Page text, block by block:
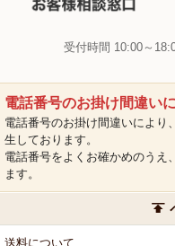
受付時間 10:00～
電話番号のお掛け間違い
電話番号のお掛け間違いにより
生しております。
電話番号をよくお確かめのうえ
ます。
送料について